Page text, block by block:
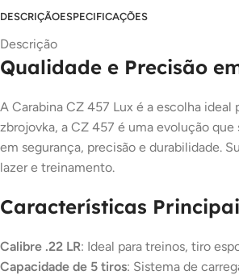
DESCRIÇÃOESPECIFICAÇÕES
Descrição
Qualidade e Precisão
A Carabina CZ 457 Lux é a escolha
zbrojovka, a CZ 457 é uma evolução
em segurança, precisão e durabilidade.
lazer e treinamento.
Características
Calibre .22 LR: Ideal para treinos, tiro
Capacidade de 5 tiros: Sistema de